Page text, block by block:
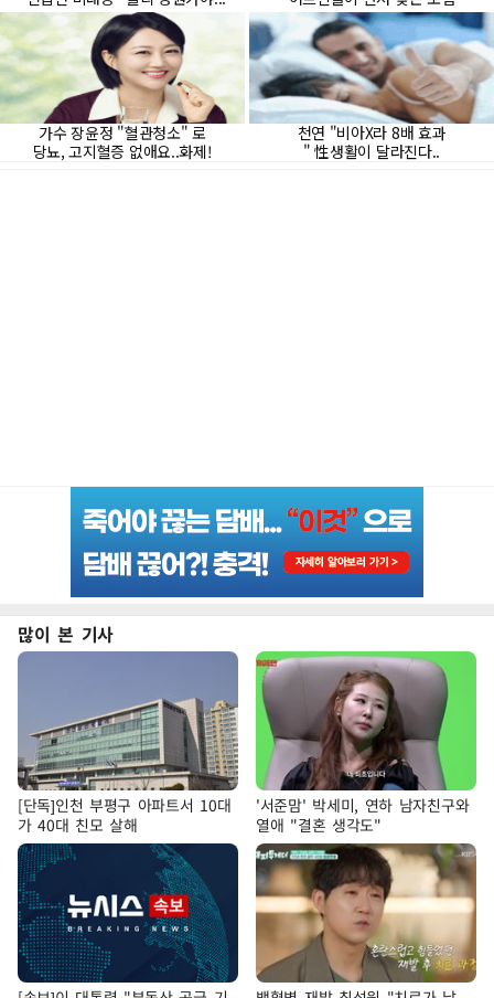
많이 본 기사
[단독]인천 부평구 아파트서 10대
가 40대 친모 살해
'서준맘' 박세미, 연하 남자친구와
열애 "결혼 생각도"